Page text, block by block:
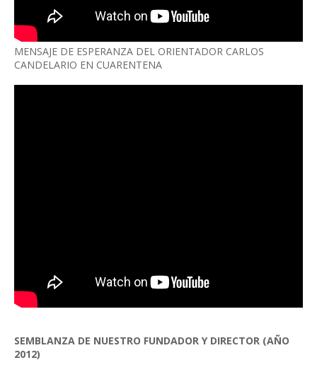
MENSAJE DE ESPERANZA DEL ORIENTADOR CARLOS
CANDELARIO EN CUARENTENA
SEMBLANZA DE NUESTRO FUNDADOR Y DIRECTOR (AÑO
2012)